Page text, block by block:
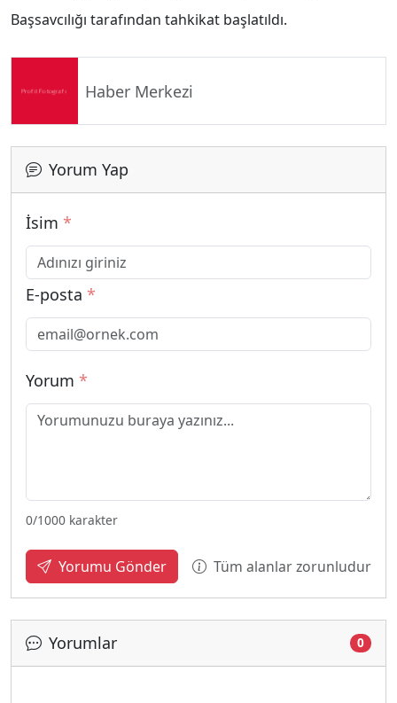
Başsavcılığı tarafından tahkikat başlatıldı.
Haber Merkezi
Yorum Yap
İsim *
E-posta *
Yorum *
0/1000 karakter
Yorumu Gönder Tüm alanlar zorunludur
Yorumlar 0